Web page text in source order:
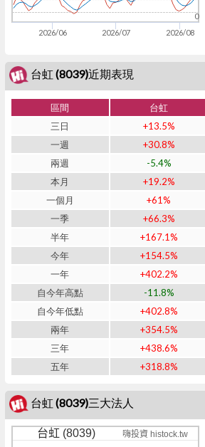
2026/06 2026/07 2026/08
0
台虹 (8039)近期表現
區間 台虹
三日
+13.5%
一週
+30.8%
兩週
-5.4%
本月
+19.2%
一個月
+61%
一季
+66.3%
半年
+167.1%
今年
+154.5%
一年
+402.2%
自今年高點
-11.8%
自今年低點
+402.8%
兩年
+354.5%
三年
+438.6%
五年
+318.8%
台虹 (8039)三大法人
台虹 (8039) 嗨投資 histock.tw